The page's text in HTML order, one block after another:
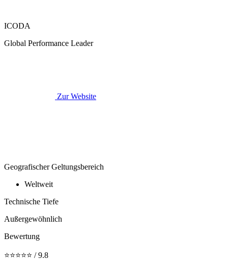
ICODA
Global Performance Leader
Zur Website
Geografischer Geltungsbereich
Weltweit
Technische Tiefe
Außergewöhnlich
Bewertung
⭐⭐⭐⭐⭐ / 9.8